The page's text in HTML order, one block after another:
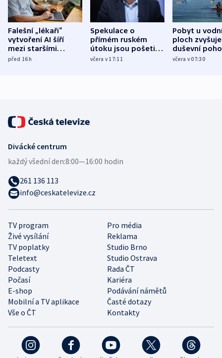
Falešní „lékaři“
vytvoření AI šíří
mezi staršími
Poláky nebezpečné
před 16h
Spekulace o
přímém ruském
útoku jsou pošetilé,
míní estonský
včera v 17:11
Pobyt u
ploch zvyšuje
duševní
ukázala
včera v 07:30
TV program
Pro média
Živé vysílání
Reklama
TV poplatky
Studio Brno
Teletext
Studio Ostrava
Podcasty
Rada ČT
Počasí
Kariéra
E-shop
Podávání námětů
Mobilní a TV aplikace
Časté dotazy
Vše o ČT
Kontakty
Divácké centrum
každý všední den:8:00—16:00 hodin
261 136 113
info@ceskatelevize.cz